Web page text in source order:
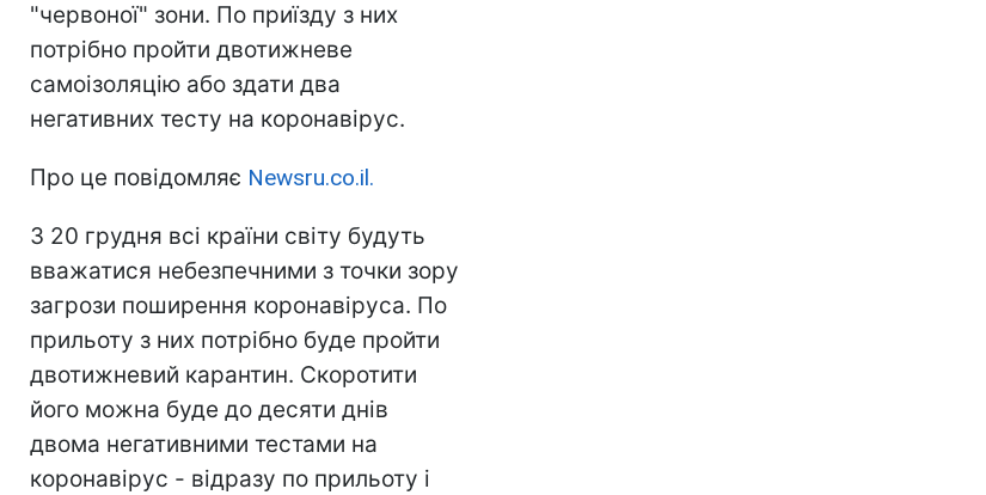
"червоної" зони. По приїзду з них
потрібно пройти двотижневе
самоізоляцію або здати два
негативних тесту на коронавірус.
Про це повідомляє Newsru.co.il.
З 20 грудня всі країни світу будуть
вважатися небезпечними з точки зору
загрози поширення коронавіруса. По
прильоту з них потрібно буде пройти
двотижневий карантин. Скоротити
його можна буде до десяти днів
двома негативними тестами на
коронавірус - відразу по прильоту і